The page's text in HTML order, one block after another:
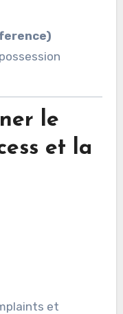
le
et la
et